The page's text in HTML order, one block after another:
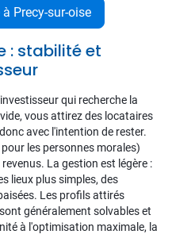
Precy-sur-oise
: stabilité et
qui recherche la
vous attirez des locataires
avec l'intention de rester.
les personnes morales)
La gestion est légère :
lieux plus simples, des
Les profils attirés
généralement solvables et
à l'optimisation maximale, la